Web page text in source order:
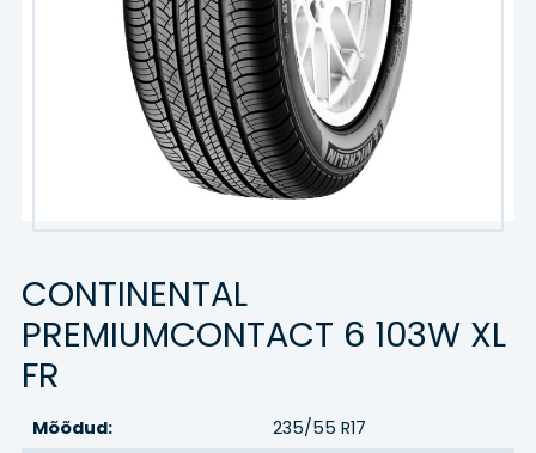
Agro/tööstus
Veljed
VELJED
Hinnakiri
Õlivahetus
CONTINENTAL
PREMIUMCONTACT 6 103W XL
FR
Mõõdud:
235/55 R17